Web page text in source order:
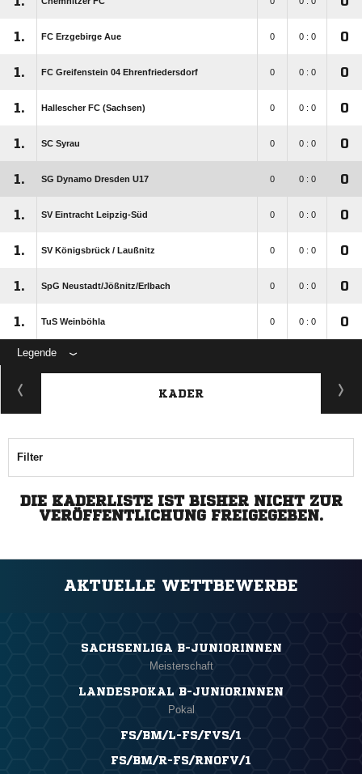
1. FC Erzgebirge Aue 0 0 : 0 0
1. FC Greifenstein 04 Ehrenfriedersdorf 0 0 : 0 0
1. Hallescher FC (Sachsen) 0 0 : 0 0
1. SC Syrau 0 0 : 0 0
1. SG Dynamo Dresden U17 0 0 : 0 0
1. SV Eintracht Leipzig-Süd 0 0 : 0 0
1. SV Königsbrück /​ Laußnitz 0 0 : 0 0
1. SpG Neustadt/​Jößnitz/​Erlbach 0 0 : 0 0
1. TuS Weinböhla 0 0 : 0 0
Legende
KADER
Filter
DIE KADERLISTE IST BISHER NICHT ZUR
VERÖFFENTLICHUNG FREIGEGEBEN.
AKTUELLE WETTBEWERBE
SACHSENLIGA B-JUNIORINNEN
Meisterschaft
LANDESPOKAL B-JUNIORINNEN
Pokal
FS/BM/L-FS/FVS/1
FS/BM/R-FS/RNOFV/1